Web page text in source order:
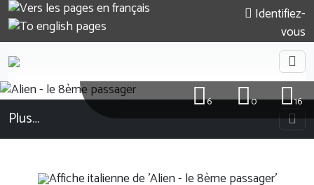
Identifiez-
vous
16
0
6
Plus…